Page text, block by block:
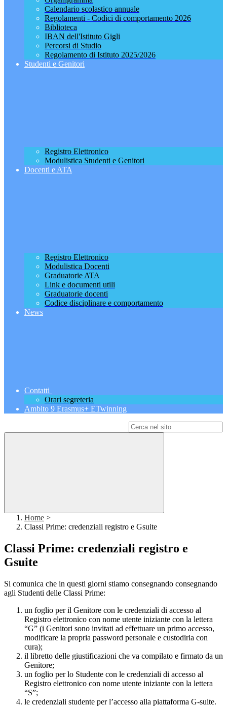
Calendario scolastico annuale
Regolamenti - Codici di comportamento 2026
Biblioteca
IBAN dell'Istituto Gigli
Percorsi di Studio
Regolamento di Istituto 2025/2026
Studenti e Genitori
Registro Elettronico
Modulistica Studenti e Genitori
Docenti e ATA
Registro Elettronico
Modulistica Docenti
Graduatorie ATA
Link e documenti utili
Graduatorie docenti
Codice disciplinare e comportamento
News
Contatti
Orari segreteria
Ambito 9 Erasmus+ ETwinning
Home >
Classi Prime: credenziali registro e Gsuite
Classi Prime: credenziali registro e
Gsuite
Si comunica che in questi giorni stiamo consegnando consegnando
agli Studenti delle Classi Prime:
un foglio per il Genitore con le credenziali di accesso al
Registro elettronico con nome utente iniziante con la lettera
“G” (i Genitori sono invitati ad effettuare un primo accesso,
modificare la propria password personale e custodirla con
cura);
il libretto delle giustificazioni che va compilato e firmato da un
Genitore;
un foglio per lo Studente con le credenziali di accesso al
Registro elettronico con nome utente iniziante con la lettera
“S”;
le credenziali studente per l’accesso alla piattaforma G-suite.